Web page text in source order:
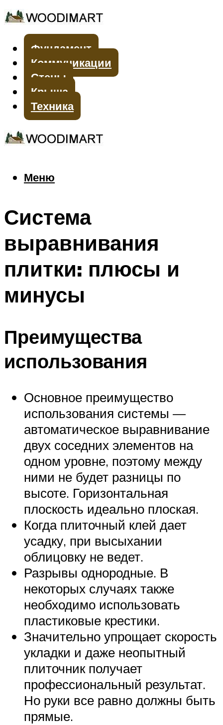
Фундамент
Коммуникации
Стены
Крыша
Техника
Меню
Меню
Система
выравнивания
плитки: плюсы и
минусы
Преимущества
использования
Основное преимущество
использования системы —
автоматическое выравнивание
двух соседних элементов на
одном уровне, поэтому между
ними не будет разницы по
высоте. Горизонтальная
плоскость идеально плоская.
Когда плиточный клей дает
усадку, при высыхании
облицовку не ведет.
Разрывы однородные. В
некоторых случаях также
необходимо использовать
пластиковые крестики.
Значительно упрощает скорость
укладки и даже неопытный
плиточник получает
профессиональный результат.
Но руки все равно должны быть
прямые.